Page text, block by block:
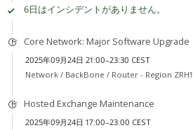
6日はインシデントがありません。
Core Network: Major Software Upgrade
2025年09月24日 21:00–23:30 CEST
Network / BackBone / Router - Region ZRH1
Hosted Exchange Maintenance
2025年09月24日 17:00–23:00 CEST